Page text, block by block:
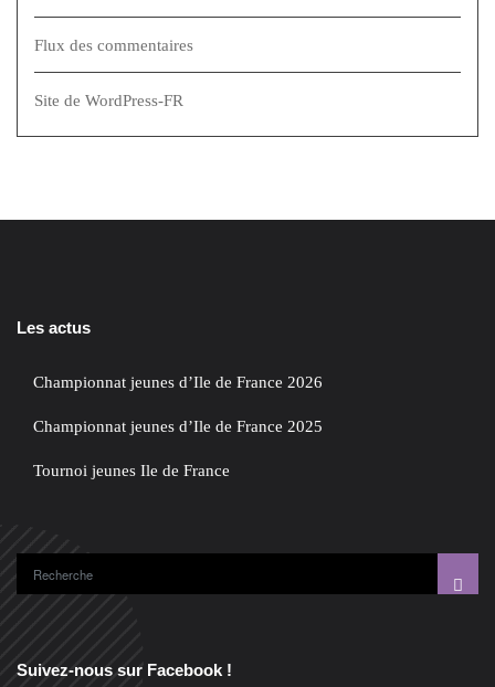
Flux des commentaires
Site de WordPress-FR
Les actus
Championnat jeunes d’Ile de France 2026
Championnat jeunes d’Ile de France 2025
Tournoi jeunes Ile de France
Suivez-nous sur Facebook !